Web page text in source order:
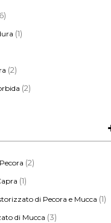
(1)
(2)
(2)
(2)
(1)
di Pecora e Mucca (1)
di Mucca (3)